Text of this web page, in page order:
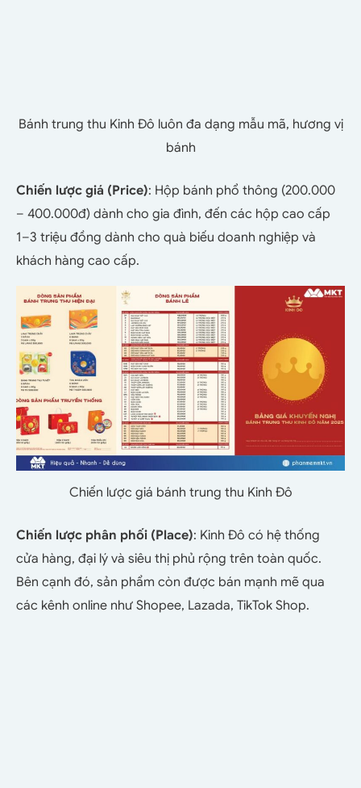
Bánh trung thu Kinh Đô luôn đa dạng mẫu mã, hương vị
bánh
Chiến lược giá (Price): Hộp bánh phổ thông (200.000
– 400.000đ) dành cho gia đình, đến các hộp cao cấp
1–3 triệu đồng dành cho quà biếu doanh nghiệp và
khách hàng cao cấp.
Chiến lược giá bánh trung thu Kinh Đô
Chiến lược phân phối (Place): Kinh Đô có hệ thống
cửa hàng, đại lý và siêu thị phủ rộng trên toàn quốc.
Bên cạnh đó, sản phẩm còn được bán mạnh mẽ qua
các kênh online như Shopee, Lazada, TikTok Shop.